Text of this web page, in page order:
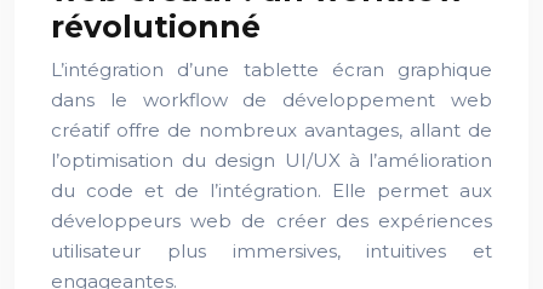
révolutionné
L’intégration d’une tablette écran graphique
dans le workflow de développement web
créatif offre de nombreux avantages, allant de
l’optimisation du design UI/UX à l’amélioration
du code et de l’intégration. Elle permet aux
développeurs web de créer des expériences
utilisateur plus immersives, intuitives et
engageantes.